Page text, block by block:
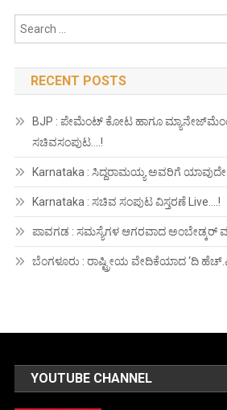
RECENT POSTS
BJP : ಪೇಮೆಂಟ್ ಕೋಟ ಹಾಗೂ
ಸಚಿವಸಂಪುಟ….!
Karnataka : ಸಿದ್ದರಾಮಯ್ಯ ಅವರಿಗೆ
Karnataka : ಸಚಿವ ಸಂಪುಟ ವಿಸ್ತರಣೆ Live….!
ಪಾವಗಡ : ಸಮಸ್ಯೆಗಳ ಆಗರವಾದ ಅಂಬೇಡ್ಕರ್
ಬೆಂಗಳೂರು : ರಾಷ್ಟ್ರೀಯ ವೇದಿಕೆಯಾದ ‘ದಿ
YOUTUBE CHANNEL